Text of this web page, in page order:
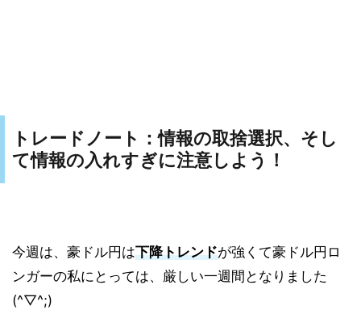
トレードノート：情報の取捨選択、そし
て情報の入れすぎに注意しよう！
今週は、豪ドル円は下降トレンドが強くて豪ドル円ロ
ンガーの私にとっては、厳しい一週間となりました
(^▽^;)